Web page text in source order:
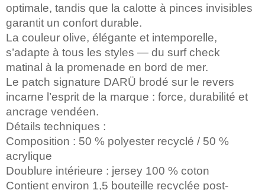
optimale, tandis que la calotte à pinces invisibles
garantit un confort durable.
La couleur olive, élégante et intemporelle,
s’adapte à tous les styles — du surf check
matinal à la promenade en bord de mer.
Le patch signature DARÜ brodé sur le revers
incarne l’esprit de la marque : force, durabilité et
ancrage vendéen.
Détails techniques :
Composition : 50 % polyester recyclé / 50 %
acrylique
Doublure intérieure : jersey 100 % coton
Contient environ 1,5 bouteille recyclée post-